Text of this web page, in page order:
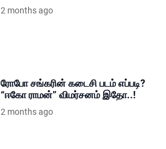
“ஈகோ ராமன்” விமர்சனம் இதோ..!